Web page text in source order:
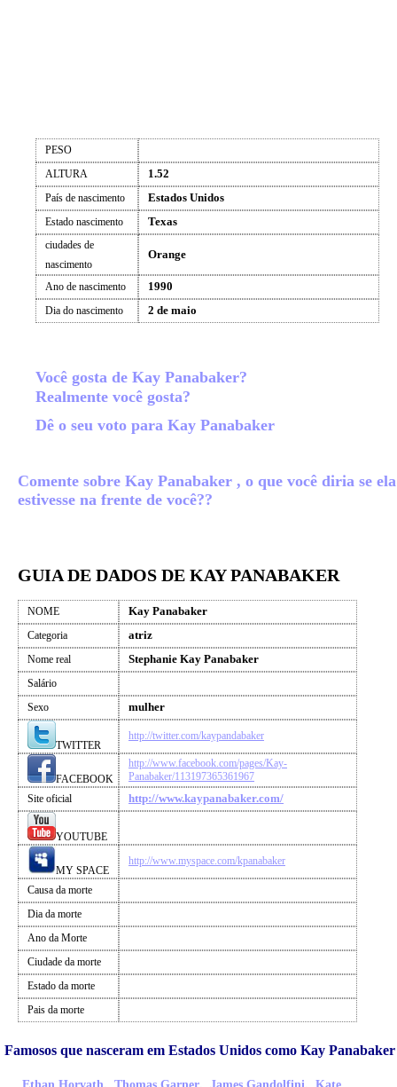
PESO
ALTURA
1.52
País de nascimento Estados Unidos
Estado nascimento Texas
ciudades de
nascimento
Orange
Ano de nascimento 1990
Dia do nascimento 2 de maio
Você gosta de Kay Panabaker?
Realmente você gosta?
Dê o seu voto para Kay Panabaker
Comente sobre Kay Panabaker , o que você diria se ela
estivesse na frente de você??
GUIA DE DADOS DE KAY PANABAKER
NOME Kay Panabaker
Categoria atriz
Nome real Stephanie Kay Panabaker
Salário
Sexo
mulher
TWITTER
http://twitter.com/kaypandabaker
FACEBOOK
http://www.facebook.com/pages/Kay-
Panabaker/113197365361967
Site oficial
http://www.kaypanabaker.com/
YOUTUBE
MY SPACE
http://www.myspace.com/kpanabaker
Causa da morte
Dia da morte
Ano da Morte
Ciudade da morte
Estado da morte
Pais da morte
Famosos que nasceram em Estados Unidos como Kay Panabaker